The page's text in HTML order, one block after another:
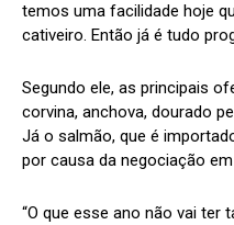
temos uma facilidade hoje
cativeiro. Então já é tudo
Segundo ele, as principais
corvina, anchova, dourado
Já o salmão, que é
por causa da negociação em
“O que esse ano não vai ter